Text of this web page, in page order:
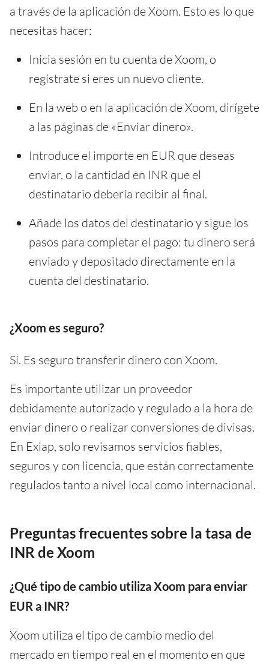
a través de la aplicación de Xoom. Esto es lo que
necesitas hacer:
Inicia sesión en tu cuenta de Xoom, o
regístrate si eres un nuevo cliente.
En la web o en la aplicación de Xoom, dirígete
a las páginas de «Enviar dinero».
Introduce el importe en EUR que deseas
enviar, o la cantidad en INR que el
destinatario debería recibir al final.
Añade los datos del destinatario y sigue los
pasos para completar el pago: tu dinero será
enviado y depositado directamente en la
cuenta del destinatario.
¿Xoom es seguro?
Sí. Es seguro transferir dinero con Xoom.
Es importante utilizar un proveedor
debidamente autorizado y regulado a la hora de
enviar dinero o realizar conversiones de divisas.
En Exiap, solo revisamos servicios fiables,
seguros y con licencia, que están correctamente
regulados tanto a nivel local como internacional.
Preguntas frecuentes sobre la tasa de
INR de Xoom
¿Qué tipo de cambio utiliza Xoom para enviar
EUR a INR?
Xoom utiliza el tipo de cambio medio del
mercado en tiempo real en el momento en que